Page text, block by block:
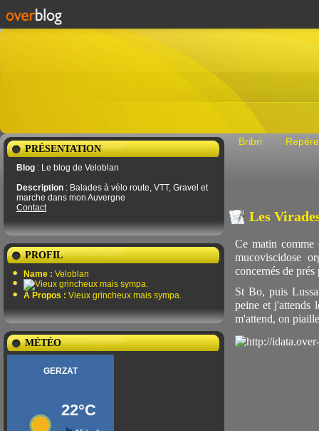
PRÉSENTATION
Blog : Le blog de Veloblan
Description : Balades à vélo route, VTT, Gravel et
marche dans mon Auvergne
Contact
PROFIL
Name : Veloblan
À Propos : Vieux grincheux mais sympa.
MÉTÉO
Bribri
Les
Ce matin comme
mucoviscidose
concernés de
St Bo, puis
peine et j'attends
m'attend, on